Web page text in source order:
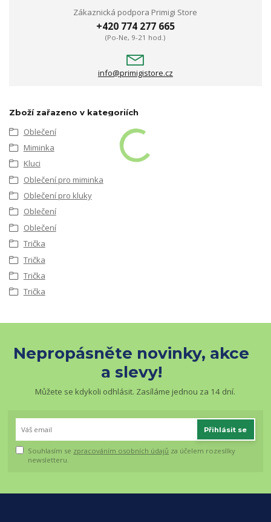
Zákaznická podpora Primigi Store
+420 774 277 665
(Po-Ne, 9-21 hod.)
info@primigistore.cz
Zboží zařazeno v kategoriích
Oblečení
Miminka
Kluci
Oblečení pro miminka
Oblečení pro kluky
Oblečení
Oblečení
Trička
Trička
Trička
Trička
Nepropásněte novinky, akce
a slevy!
Můžete se kdykoli odhlásit. Zasíláme jednou za 14 dní.
Přihlásit se
Souhlasím se zpracováním osobních údajů za účelem rozesílky
newsletteru.